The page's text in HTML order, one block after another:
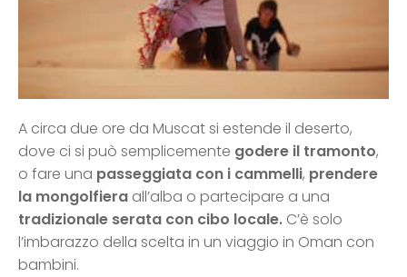
A circa due ore da Muscat si estende il deserto,
dove ci si può semplicemente godere il tramonto,
o fare una passeggiata con i cammelli, prendere
la mongolfiera all’alba o partecipare a una
tradizionale serata con cibo locale. C’è solo
l’imbarazzo della scelta in un viaggio in Oman con
bambini.